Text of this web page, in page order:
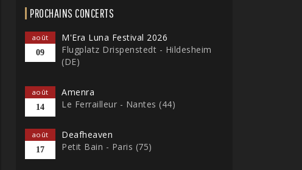
PROCHAINS CONCERTS
août
09
M'Era Luna Festival 2026
Flugplatz Drispenstedt - Hildesheim
(DE)
août
14
Amenra
Le Ferrailleur - Nantes (44)
août
17
Deafheaven
Petit Bain - Paris (75)